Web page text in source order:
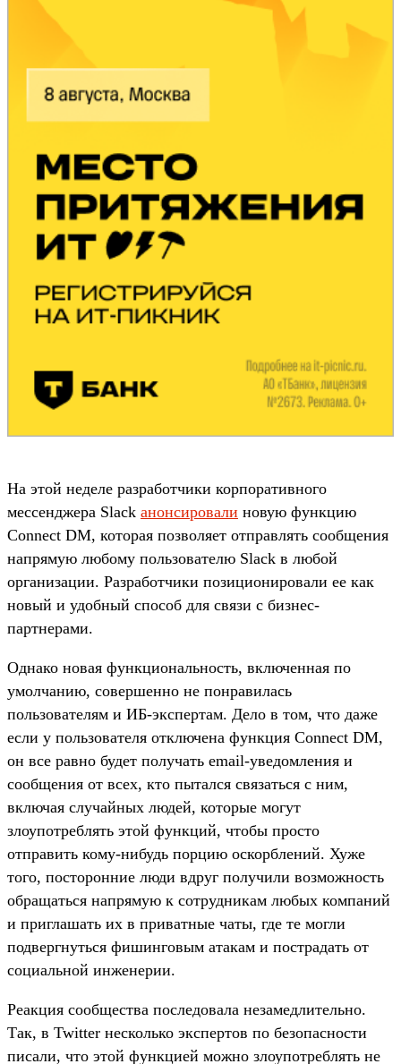
На этой неделе разработчики корпоративного
мессенджера Slack анонсировали новую функцию
Connect DM, которая позволяет отправлять сообщения
напрямую любому пользователю Slack в любой
организации. Разработчики позиционировали ее как
новый и удобный способ для связи с бизнес-
партнерами.
Однако новая функциональность, включенная по
умолчанию, совершенно не понравилась
пользователям и ИБ-экспертам. Дело в том, что даже
если у пользователя отключена функция Connect DM,
он все равно будет получать email-уведомления и
сообщения от всех, кто пытался связаться с ним,
включая случайных людей, которые могут
злоупотреблять этой функций, чтобы просто
отправить кому-нибудь порцию оскорблений. Хуже
того, посторонние люди вдруг получили возможность
обращаться напрямую к сотрудникам любых компаний
и приглашать их в приватные чаты, где те могли
подвергнуться фишинговым атакам и пострадать от
социальной инженерии.
Реакция сообщества последовала незамедлительно.
Так, в Twitter несколько экспертов по безопасности
писали, что этой функцией можно злоупотреблять не